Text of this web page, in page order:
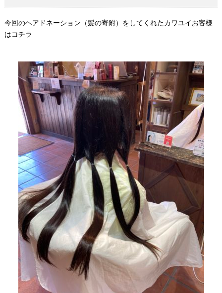
今回のヘアドネーション（髪の寄附）をしてくれたカワユイお客様
はコチラ